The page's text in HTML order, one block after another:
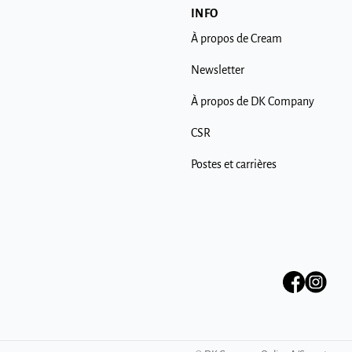
INFO
À propos de Cream
Newsletter
À propos de DK Company
CSR
Postes et carrières